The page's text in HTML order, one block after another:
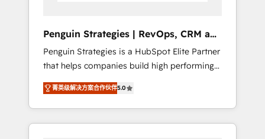
Pas pour remplacer l'humain, mais pour
l'augmenter. Chez Ideagency, nous
accompagnons cette transformation. D'abord
les fondations : des données unifiées, des
processus alignés. Ensuite l'augmentation :
l'IA là où elle crée de la valeur. Et surtout :
l'humain qui reste au centre. Parce que la
Penguin Strategies | RevOps, CRM and
AI
Penguin Strategies is a HubSpot Elite Partner
that helps companies build high performing
revenue operations across complex sales
cycles, multi system environments and global
SaaS or manufacturing teams. Trusted by
leading enterprises and fast growing scale
菁英级解决方案合作伙伴5.0